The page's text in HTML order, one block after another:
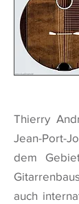
Thierry
Jean-Port-
dem
auch